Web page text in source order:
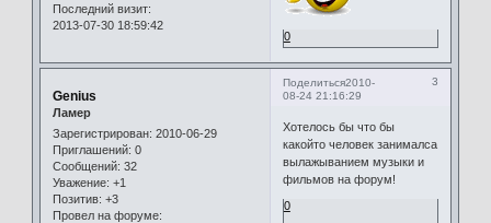
Последний визит:
2013-07-30 18:59:42
0
Поделиться 3
2010-
08-24 21:16:29
Genius
Ламер
Зарегистрирован: 2010-06-29
Приглашений: 0
Сообщений: 32
Уважение: +1
Позитив: +3
Провел на форуме:
Хотелось бы что бы
какойто человек занималса
вылажыванием музыки и
фильмов на форум!
0